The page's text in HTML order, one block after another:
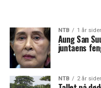
NTB 1 år
Aung San
juntaens
NTB 2 år